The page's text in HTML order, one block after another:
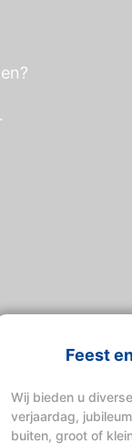
Feest
Wij bieden u
verjaardag,
buiten, groot of